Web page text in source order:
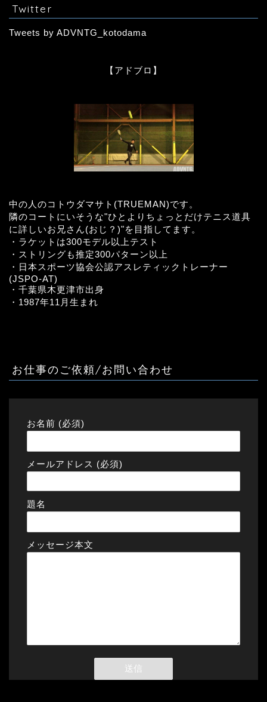
Twitter
Tweets by ADVNTG_kotodama
【アドブロ】
中の人のコトウダマサト(TRUEMAN)です。
隣のコートにいそうな"ひとよりちょっとだけテニス道具
に詳しいお兄さん(おじ？)"を目指してます。
・ラケットは300モデル以上テスト
・ストリングも推定300パターン以上
・日本スポーツ協会公認アスレティックトレーナー
(JSPO-AT)
・千葉県木更津市出身
・1987年11月生まれ
お仕事のご依頼/お問い合わせ
お名前 (必須)
メールアドレス (必須)
題名
メッセージ本文